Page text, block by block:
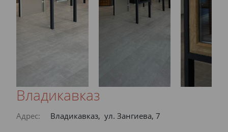
Владикавказ
Адрес: Владикавказ, ул. Зангиева, 7